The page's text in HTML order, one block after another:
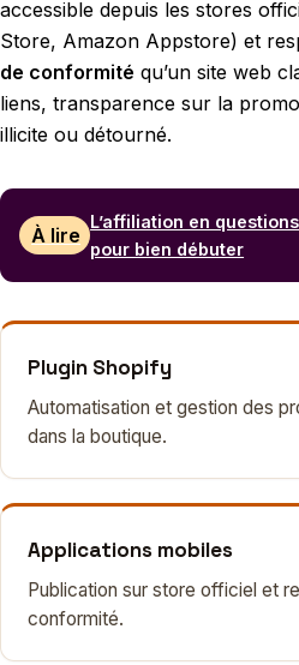
accessible depuis les stores
Store, Amazon Appstore) et
de conformité qu’un site web
liens, transparence sur la
illicite ou détourné.
À lire
L’affiliation en
pour bien débuter
Plugin Shopify
Automatisation et gestion des
dans la boutique.
Applications mobiles
Publication sur store officiel et
conformité.